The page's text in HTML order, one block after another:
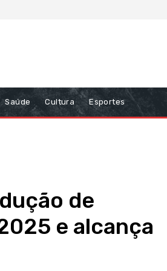
Saúde Cultura Esportes
de
e alcança